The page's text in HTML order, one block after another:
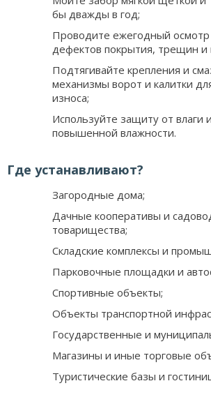
бы дважды в год;
Проводите ежегодный осмотр
дефектов покрытия, трещин и
Подтягивайте крепления и
механизмы ворот и калитки
износа;
Используйте защиту от влаги
повышенной влажности.
Где устанавливают?
Загородные дома;
Дачные кооперативы и
товарищества;
Складские комплексы и
Парковочные площадки и
Спортивные объекты;
Объекты транспортной
Государственные и
Магазины и иные торговые
Туристические базы и